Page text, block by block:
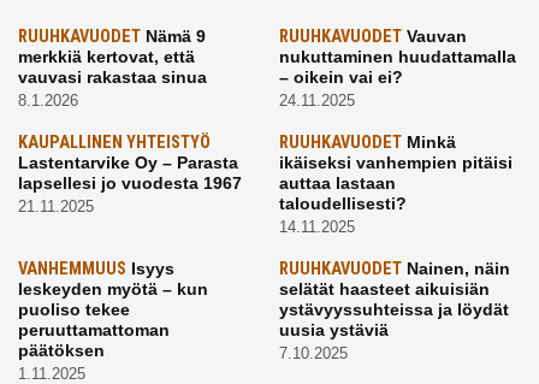
RUUHKAVUODET Nämä 9
merkkiä kertovat, että
vauvasi rakastaa sinua
8.1.2026
RUUHKAVUODETVauvan
nukuttaminen huudattamalla
– oikein vai ei?
24.11.2025
KAUPALLINEN YHTEISTYÖ
Lastentarvike Oy – Parasta
lapsellesi jo vuodesta 1967
21.11.2025
RUUHKAVUODETMinkä
ikäiseksi vanhempien pitäisi
auttaa lastaan
taloudellisesti?
14.11.2025
VANHEMMUUS Isyys
leskeyden myötä – kun
puoliso tekee
peruuttamattoman
päätöksen
1.11.2025
RUUHKAVUODETNainen, näin
selätät haasteet aikuisiän
ystävyyssuhteissa ja löydät
uusia ystäviä
7.10.2025